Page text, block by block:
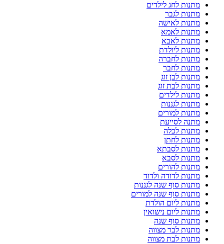
מתנות לחג לילדים
מתנות לגבר
מתנות לאישה
מתנות לאמא
מתנות לאבא
מתנות ליולדת
מתנות לחברה
מתנות לחבר
מתנות לבן זוג
מתנות לבת זוג
מתנות לילדים
מתנות לגננות
מתנות למורים
מתנה לסייעת
מתנות לכלה
מתנות לחתן
מתנות לסבתא
מתנות לסבא
מתנות להורים
מתנות לדודה ולדוד
מתנות סוף שנה לגננות
מתנות סוף שנה למורים
מתנות ליום הולדת
מתנות ליום נישואין
מתנות סוף שנה
מתנות לבר מצווה
מתנות לבת מצווה